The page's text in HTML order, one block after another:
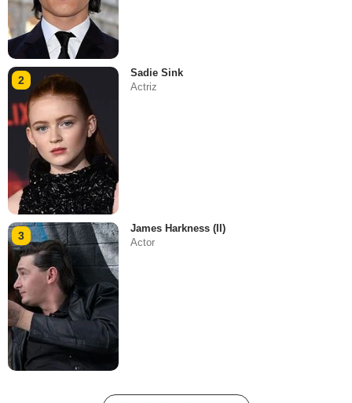
2
Sadie Sink
Actriz
3
James Harkness (II)
Actor